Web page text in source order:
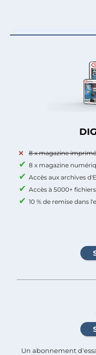
8 x magazine imprimé
8 x magazine
Accès aux archives
Accès à 5000+
10 % de remise dans
Un abonnement